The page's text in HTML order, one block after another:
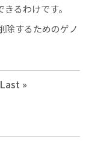
るわけです。
除するためのゲノ
Last »